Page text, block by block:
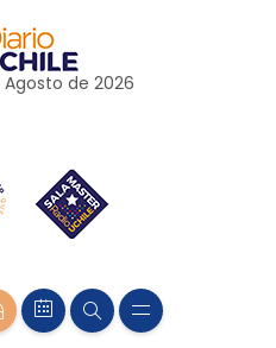
Agosto de 2026